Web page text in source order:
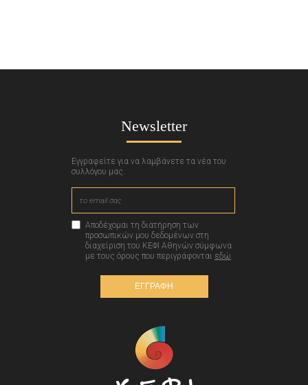
Newsletter
Εγγραφείτε για να λαμβάνετε τα νέα του
συλλόγου μας.
Αποδέχομαι τη διατήρηση των
προσωπικών μου δεδομένων στη
διαχείριση του ΚΕΦΙ Αθηνών σύμφωνα
με τους όρους που περιγράφονται εδώ.
ΕΓΓΡΑΦΗ